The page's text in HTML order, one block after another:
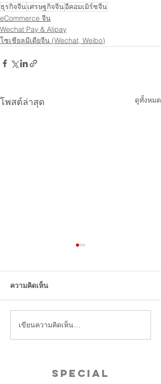
ธุรกิจจีน เศรษฐกิจจีนอีคอมเมิร์ซจีน
eCommerce จีน
Wechat Pay & Alipay
โซเชียลมีเดียจีน (Wechat, Weibo)
โพสต์ล่าสุด ดูทั้งหมด
ในจีน อีกธุรกิจไทยที่ได้รับ
ความนิยมจากคนจีน
ความคิดเห็น
เขียนความคิดเห็น…
Special